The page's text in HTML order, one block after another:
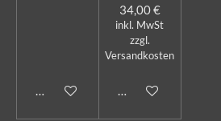
In den Warenkorb
34,00 €
inkl. MwSt
zzgl.
Versandkosten
In den Warenkorb